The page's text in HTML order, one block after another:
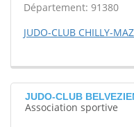
Département: 91380
JUDO-CLUB CHILLY-
JUDO-CLUB
Association sportive